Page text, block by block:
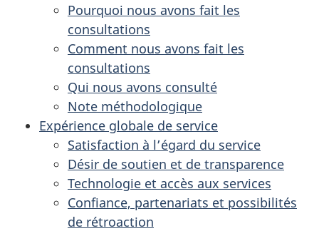
Pourquoi nous avons fait les
consultations
Comment nous avons fait les
consultations
Qui nous avons consulté
Note méthodologique
Expérience globale de service
Satisfaction à l’égard du service
Désir de soutien et de transparence
Technologie et accès aux services
Confiance, partenariats et possibilités
de rétroaction